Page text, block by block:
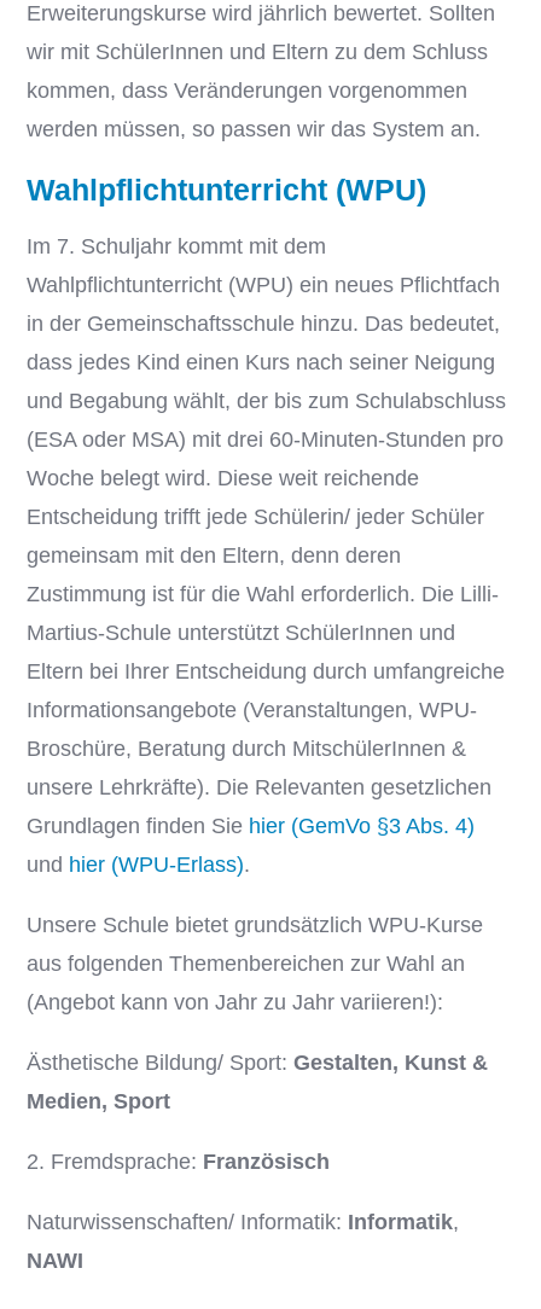
Erweiterungskurse wird jährlich bewertet. Sollten
wir mit SchülerInnen und Eltern zu dem Schluss
kommen, dass Veränderungen vorgenommen
werden müssen, so passen wir das System an.
Wahlpflichtunterricht (WPU)
Im 7. Schuljahr kommt mit dem
Wahlpflichtunterricht (WPU) ein neues Pflichtfach
in der Gemeinschaftsschule hinzu. Das bedeutet,
dass jedes Kind einen Kurs nach seiner Neigung
und Begabung wählt, der bis zum Schulabschluss
(ESA oder MSA) mit drei 60-Minuten-Stunden pro
Woche belegt wird. Diese weit reichende
Entscheidung trifft jede Schülerin/ jeder Schüler
gemeinsam mit den Eltern, denn deren
Zustimmung ist für die Wahl erforderlich. Die Lilli-
Martius-Schule unterstützt SchülerInnen und
Eltern bei Ihrer Entscheidung durch umfangreiche
Informationsangebote (Veranstaltungen, WPU-
Broschüre, Beratung durch MitschülerInnen &
unsere Lehrkräfte). Die Relevanten gesetzlichen
Grundlagen finden Sie hier (GemVo §3 Abs. 4)
und hier (WPU-Erlass).
Unsere Schule bietet grundsätzlich WPU-Kurse
aus folgenden Themenbereichen zur Wahl an
(Angebot kann von Jahr zu Jahr variieren!):
Ästhetische Bildung/ Sport:Gestalten, Kunst &
Medien, Sport
2. Fremdsprache: Französisch
Naturwissenschaften/ Informatik: Informatik,
NAWI